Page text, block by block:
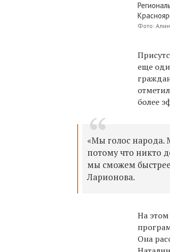
Фото:
еще
более
«Мы голос
потому что никто
мы сможем
Ларионова.
На
Она